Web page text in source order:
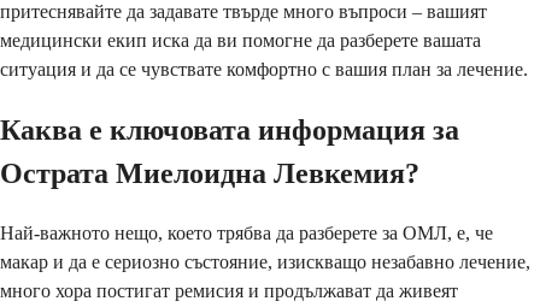
притеснявайте да задавате твърде много въпроси – вашият
медицински екип иска да ви помогне да разберете вашата
ситуация и да се чувствате комфортно с вашия план за лечение.
Каква е ключовата информация за
Острата Миелоидна Левкемия?
Най-важното нещо, което трябва да разберете за ОМЛ, е, че
макар и да е сериозно състояние, изискващо незабавно лечение,
много хора постигат ремисия и продължават да живеят